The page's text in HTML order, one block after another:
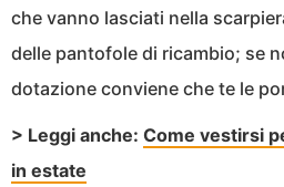
che vanno lasciati nella
delle pantofole di ricambio; se
dotazione conviene che te le
> Leggi anche: Come vestirsi
in estate